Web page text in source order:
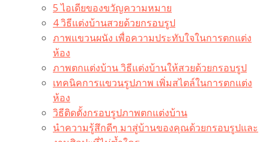
5 ไอเดียของขวัญความหมาย
4 วิธีแต่งบ้านสวยด้วยกรอบรูป
ภาพแขวนผนัง เพื่อความประทับใจในการตกแต่ง
ห้อง
ภาพตกแต่งบ้าน วิธีแต่งบ้านให้สวยด้วยกรอบรูป
เทคนิคการแขวนรูปภาพ เพิ่มสไตล์ในการตกแต่ง
ห้อง
วิธีติดตั้งกรอบรูปภาพตกแต่งบ้าน
นำความรู้สึกดีๆ มาสู่บ้านของคุณด้วยกรอบรูปและ